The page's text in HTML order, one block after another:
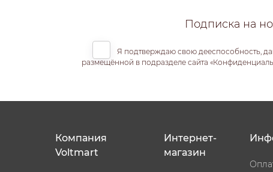
Подписка на
Я подтверждаю свою дееспособность,
размещённой в подразделе сайта
Компания
Voltmart
Интернет-
магазин